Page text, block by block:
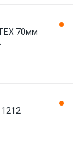
70мм